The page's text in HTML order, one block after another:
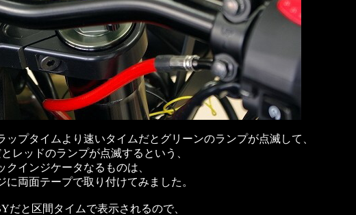
プタイムより速いタイムだとグリーンのランプが点滅して、
レッドのランプが点滅するという、
クインジケータなるものは、
に両面テープで取り付けてみました。
だと区間タイムで表示されるので、